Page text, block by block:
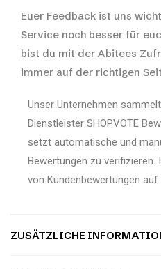
Euer Feedback ist uns
Service noch besser für
bist du mit der Abitees
immer auf der richtigen
Unser Unternehmen
Dienstleister SHOPVOTE
setzt automatische und
Bewertungen zu verifizieren.
von Kundenbewertungen auf
ZUSÄTZLICHE